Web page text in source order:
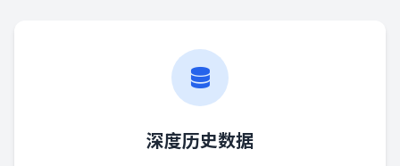
深度历史数据